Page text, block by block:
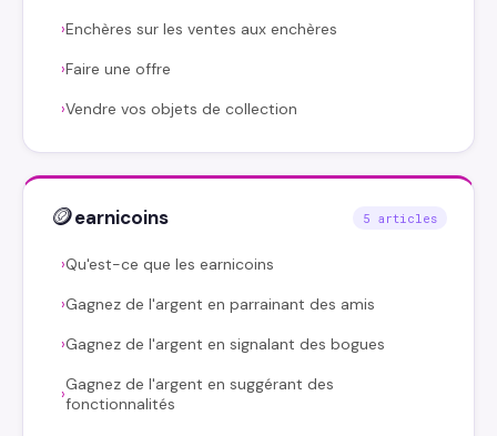
›Enchères sur les ventes aux enchères
›Faire une offre
›Vendre vos objets de collection
🪙earnicoins 5 articles
›Qu'est-ce que les earnicoins
›Gagnez de l'argent en parrainant des amis
›Gagnez de l'argent en signalant des bogues
›Gagnez de l'argent en suggérant des
fonctionnalités